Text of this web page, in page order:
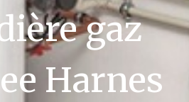
gaz
Harnes